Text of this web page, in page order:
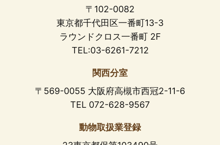
〒102-0082
東京都千代田区一番町13-3
ラウンドクロス一番町 2F
TEL:03-6261-7212
関西分室
〒569-0055 大阪府高槻市西冠2-11-6
TEL 072-628-9567
動物取扱業登録